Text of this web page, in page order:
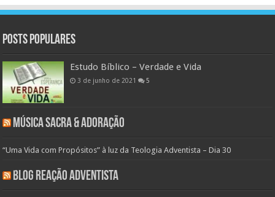
Posts populares
Estudo Bíblico – Verdade e Vida
3 de junho de 2021 5
Música Sacra & Adoração
“Uma Vida com Propósitos” à luz da Teologia Adventista – Dia 30
Blog Reação Adventista